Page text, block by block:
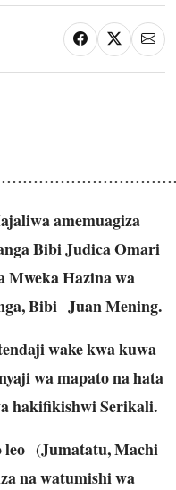
amemuagiza
Bibi Judica Omari
Mweka Hazina wa
Bibi Juan Mening.
wake kwa kuwa
wa mapato na hata
hakifikishwi Serikali.
leo (Jumatatu, Machi
na watumishi wa